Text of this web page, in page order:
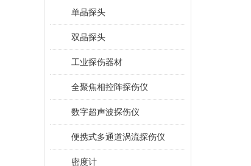
单晶探头
双晶探头
工业探伤器材
全聚焦相控阵探伤仪
数字超声波探伤仪
便携式多通道涡流探伤仪
密度计